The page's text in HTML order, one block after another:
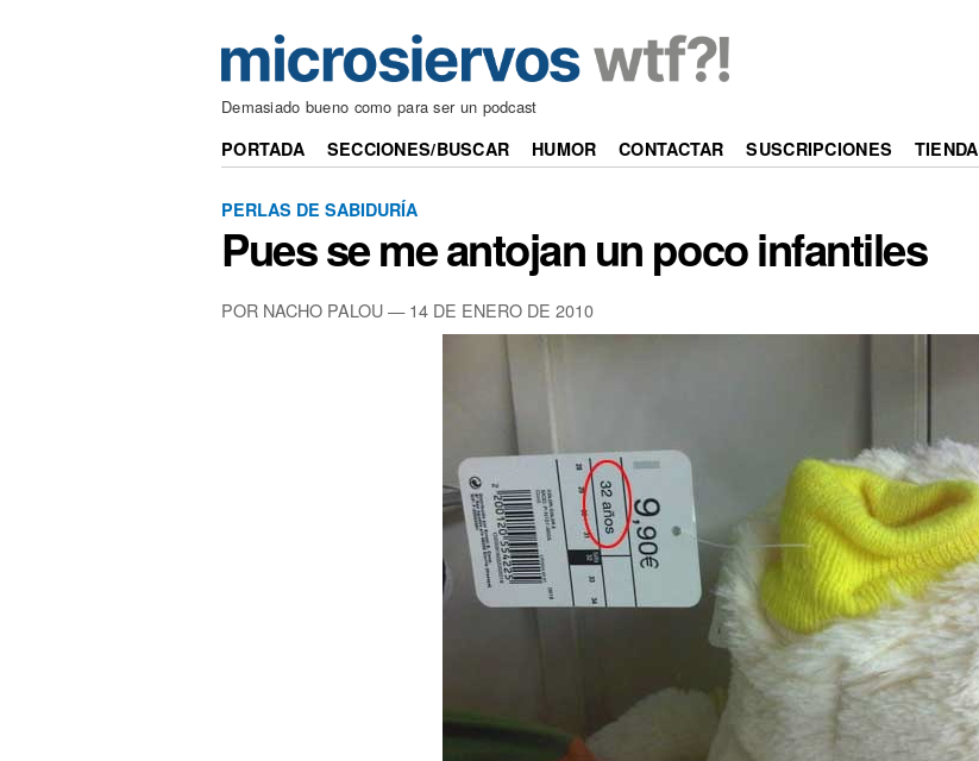
Demasiado bueno como para ser un podcast
PORTADA SECCIONES/BUSCAR HUMOR CONTACTAR SUSCRIPCIONES TIENDA
PERLAS DE SABIDURÍA
Pues se me antojan un poco infantiles
POR NACHO PALOU —14 DE ENERO DE 2010